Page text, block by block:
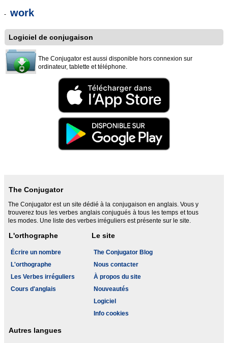
- work
Logiciel de conjugaison
The Conjugator est aussi disponible hors connexion sur
ordinateur, tablette et téléphone.
The Conjugator
The Conjugator est un site dédié à la conjugaison en anglais. Vous y
trouverez tous les verbes anglais conjugués à tous les temps et tous
les modes. Une liste des verbes irréguliers est présente sur le site.
L'orthographe
Écrire un nombre
L'orthographe
Les Verbes irréguliers
Cours d'anglais
Le site
The Conjugator Blog
Nous contacter
À propos du site
Nouveautés
Logiciel
Info cookies
Autres langues